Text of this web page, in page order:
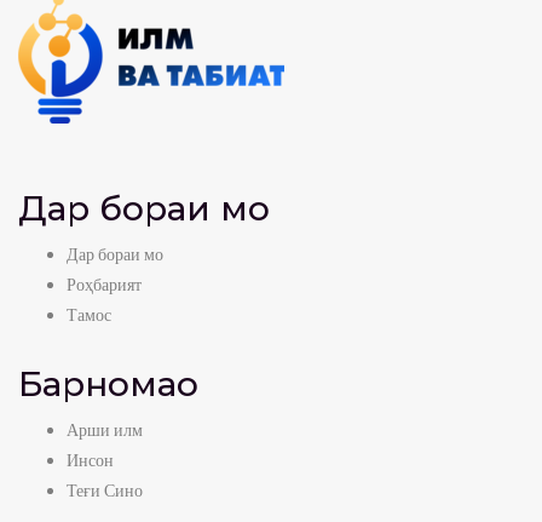
Дар бораи мо
Дар бораи мо
Роҳбарият
Тамос
Барномаҳо
Арши илм
Инсон
Теғи Сино